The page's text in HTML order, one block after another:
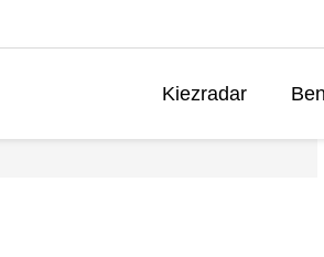
Kiezradar